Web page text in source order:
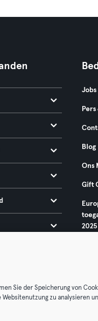
Jobs
Blog
Ons
Gift
2025
Sie der Speicherung von
zu analysieren